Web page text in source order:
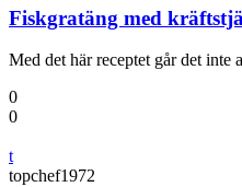
Fiskgratäng med
Med det här receptet går det inte
0
0
t
topchef1972